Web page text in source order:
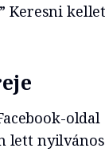
Keresni
oldal
lett